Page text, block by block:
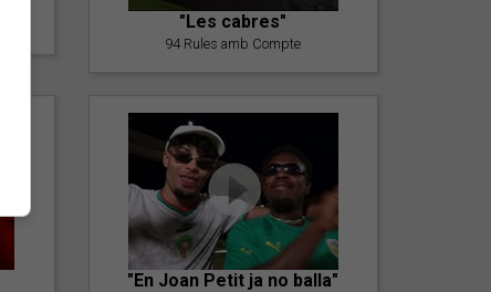
"Les cabres"
94 Rules amb Compte
"En Joan Petit ja no balla"